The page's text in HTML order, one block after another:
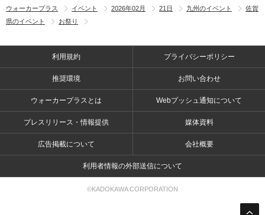
ウォーカープラス イベント 2026年02月 21日 九州のイベント
佐賀
県のイベント
お祭り
利用規約 プライバシーポリシー
推奨環境 お問い合わせ
ウォーカープラスとは Webプッシュ通知について
プレスリリース・情報提供 媒体資料
広告掲載について 会社概要
利用者情報の外部送信について
©KADOKAWA CORPORATION